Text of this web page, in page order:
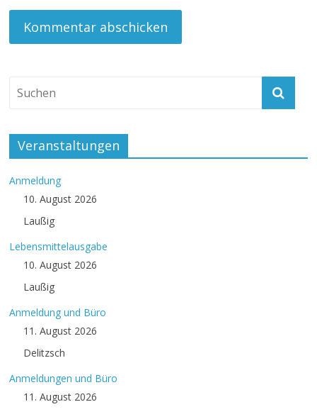
Veranstaltungen
Anmeldung
10. August 2026
Laußig
Lebensmittelausgabe
10. August 2026
Laußig
Anmeldung und Büro
11. August 2026
Delitzsch
Anmeldungen und Büro
11. August 2026